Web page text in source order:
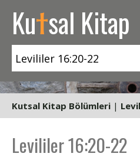
Kutsal Kitap
Kutsal Kitap Bölümleri |
Levililer 16:20-22